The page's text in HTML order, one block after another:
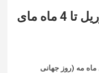
ماه مه (روز جهانی